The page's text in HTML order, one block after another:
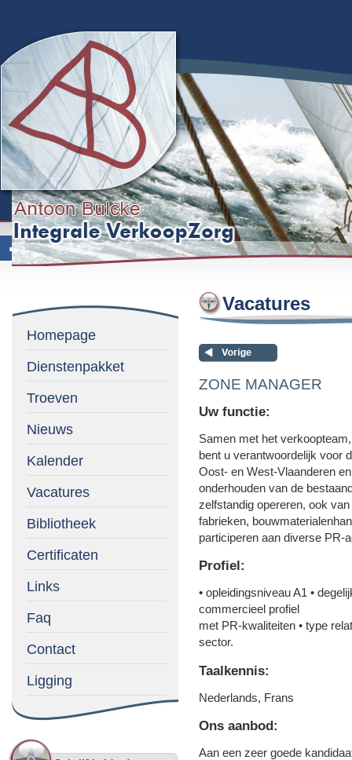
Homepage
Dienstenpakket
Troeven
Nieuws
Kalender
Vacatures
Bibliotheek
Certificaten
Links
Faq
Contact
Ligging
Vacatures
ZONE MANAGER
Uw functie:
Samen met het
bent u verantwoordelijk voor
Oost- en West-Vlaanderen
onderhouden van de
zelfstandig opereren, ook
fabrieken,
participeren aan diverse PR-
Profiel:
• opleidingsniveau A1 •
commercieel profiel
met PR-kwaliteiten • type
sector.
Taalkennis:
Nederlands, Frans
Ons aanbod:
Aan een zeer goede